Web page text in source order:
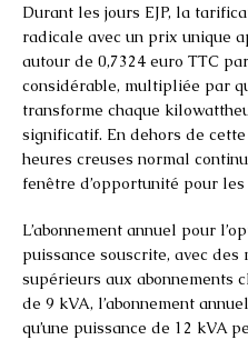
Durant les jours EJP, la
radicale avec un prix unique
autour de 0,7324 euro TTC
considérable, multipliée par
transforme chaque
significatif. En dehors de
heures creuses normal
fenêtre d’opportunité pour
L’abonnement annuel pour
puissance souscrite, avec
supérieurs aux abonnements
de 9 kVA, l’abonnement
qu’une puissance de 12 kVA